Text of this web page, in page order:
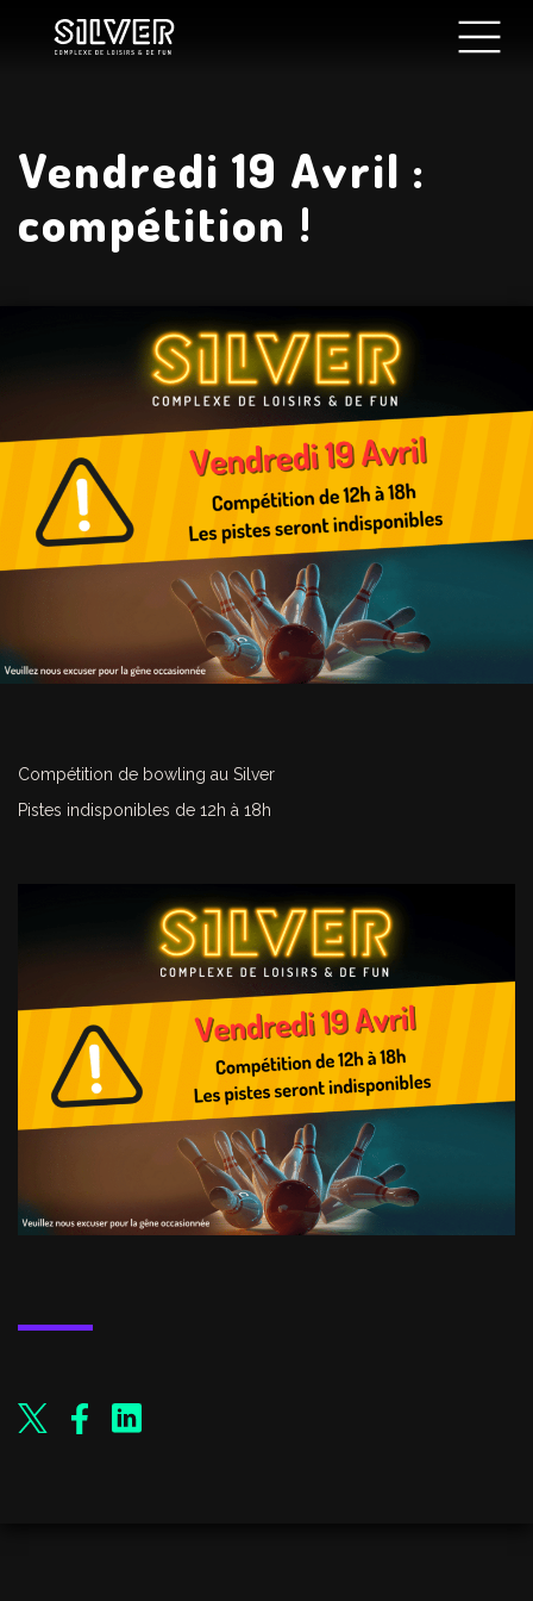
Vendredi 19 Avril :
compétition !
Compétition de bowling au Silver
Pistes indisponibles de 12h à 18h